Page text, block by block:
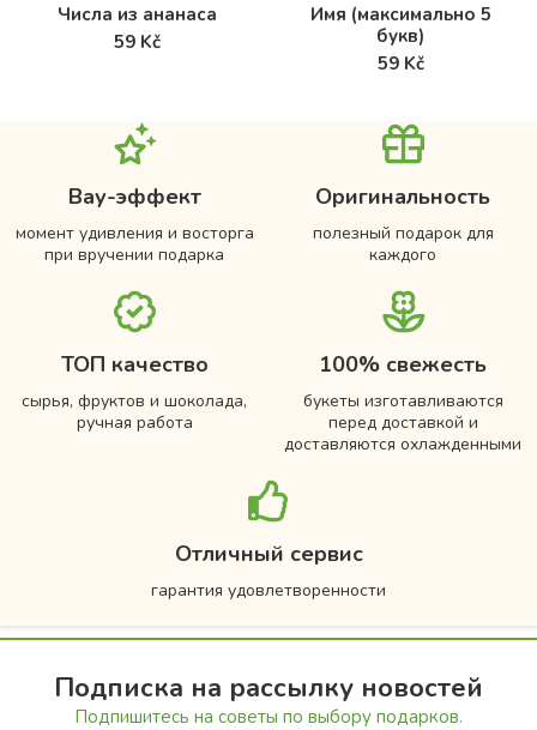
Числа из ананаса
59 Kč
Имя (максимально 5
букв)
59 Kč
Вау-эффект
момент удивления и восторга
при вручении подарка
Оригинальность
полезный подарок для
каждого
ТОП качество
сырья, фруктов и шоколада,
ручная работа
100% свежесть
букеты изготавливаются
перед доставкой и
доставляются охлажденными
Отличный сервис
гарантия удовлетворенности
Подписка на рассылку новостей
Подпишитесь на советы по выбору подарков.